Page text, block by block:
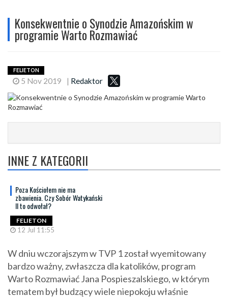
Konsekwentnie o Synodzie Amazońskim w
programie Warto Rozmawiać
FELIETON
5 Nov 2019 | Redaktor
INNE Z KATEGORII
Poza Kościołem nie ma
zbawienia. Czy Sobór Watykański
II to odwołał?
FELIETON
12 Jul 11:55
W dniu wczorajszym w TVP 1 został wyemitowany
bardzo ważny, zwłaszcza dla katolików, program
Warto Rozmawiać Jana Pospieszalskiego, w którym
tematem był budzący wiele niepokoju właśnie